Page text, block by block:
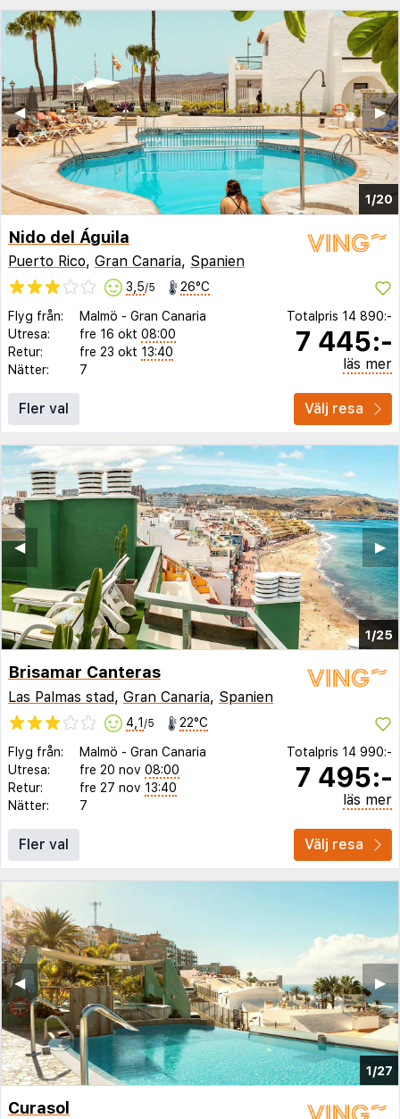
1/20
▶︎
◀︎
Nido del Águila
Puerto Rico, Gran Canaria, Spanien
3,5/5 26°C
Flyg från: Malmö - Gran Canaria
Utresa:
fre 16 okt 08:00
Retur:
fre 23 okt 13:40
Nätter:
7
Totalpris 14 890:-
7 445:-
läs mer
Fler val Välj resa
1/25
▶︎
◀︎
Brisamar Canteras
Las Palmas stad, Gran Canaria, Spanien
4,1 /5 22°C
Flyg från: Malmö - Gran Canaria
Utresa:
fre 20 nov 08:00
Retur:
fre 27 nov 13:40
Nätter:
7
Totalpris 14 990:-
7 495:-
läs mer
Fler val Välj resa
1/27
▶︎
◀︎
Curasol